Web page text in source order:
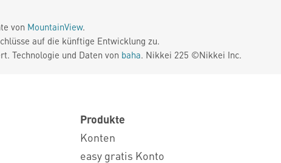
von MountainView.
auf die künftige Entwicklung zu.
Technologie und Daten von baha. Nikkei 225 ©Nikkei Inc.
Produkte
Konten
easy gratis Konto